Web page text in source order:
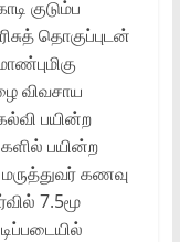
குடும்ப
தொகுப்புடன்
விவசாய
பயின்ற
பயின்ற
கணவு
7.5மூ